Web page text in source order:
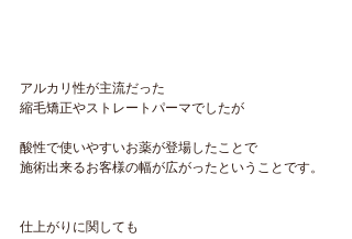
アルカリ性が主流だった
縮毛矯正やストレートパーマでしたが
酸性で使いやすいお薬が登場したことで
施術出来るお客様の幅が広がったということです。
仕上がりに関しても